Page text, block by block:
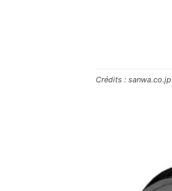
Crédits : sanwa.co.jp